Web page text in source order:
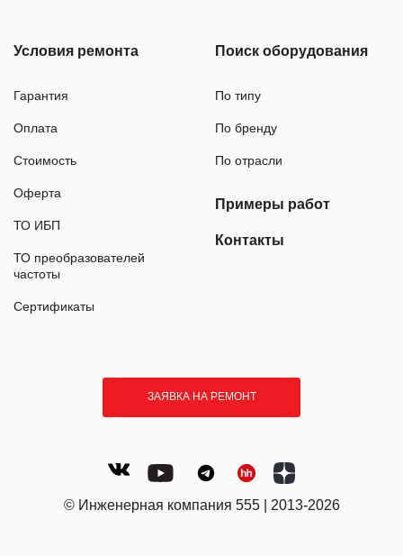
Условия ремонта
Гарантия
Оплата
Стоимость
Оферта
ТО ИБП
ТО преобразователей
частоты
Сертификаты
Поиск оборудования
По типу
По бренду
По отрасли
Примеры работ
Контакты
ЗАЯВКА НА РЕМОНТ
© Инженерная компания 555 | 2013-2026